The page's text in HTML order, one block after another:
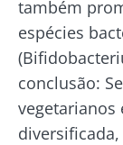
também
espécies
conclusão:
vegetarianos